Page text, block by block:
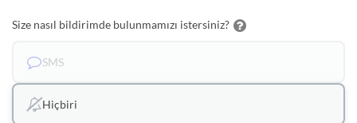
Size nasıl bildirimde bulunmamızı istersiniz?
SMS
Hiçbiri